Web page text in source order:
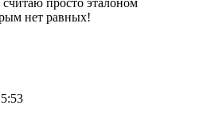
нет равных!